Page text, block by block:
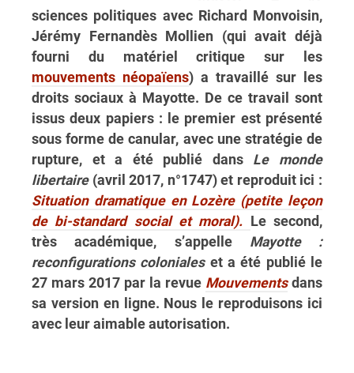
sciences politiques avec Richard Monvoisin,
Jérémy Fernandès Mollien (qui avait déjà
fourni du matériel critique sur les
mouvements néopaïens) a travaillé sur les
droits sociaux à Mayotte. De ce travail sont
issus deux papiers : le premier est présenté
sous forme de canular, avec une stratégie de
rupture, et a été publié dans Le monde
libertaire(avril 2017, n°1747) et reproduit ici :
Situation dramatique en Lozère (petite leçon
de bi-standard social et moral). Le second,
très académique, s’appelle Mayotte :
reconfigurations colonialeset a été publié le
27 mars 2017 par la revue Mouvementsdans
sa version en ligne. Nous le reproduisons ici
avec leur aimable autorisation.